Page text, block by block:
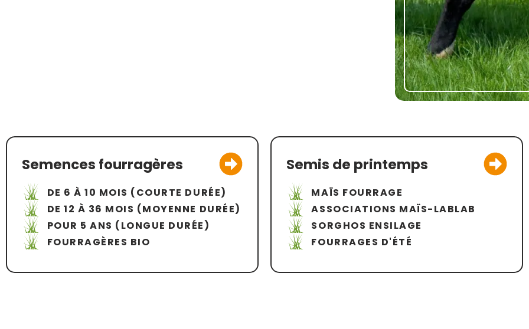
Semences fourragères
DE 6 À 10 MOIS (COURTE DURÉE)
DE 12 À 36 MOIS (MOYENNE DURÉE)
POUR 5 ANS (LONGUE DURÉE)
FOURRAGÈRES BIO
Semis de printemps
MAÏS FOURRAGE
ASSOCIATIONS MAÏS-LABLAB
SORGHOS ENSILAGE
FOURRAGES D'ÉTÉ